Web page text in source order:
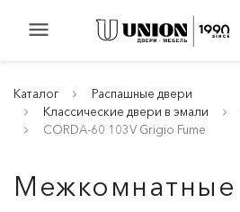
menu
Каталог
Распашные двери
Классические двери в эмали
CORDA-60 103V Grigio Fume
Межкомнатные